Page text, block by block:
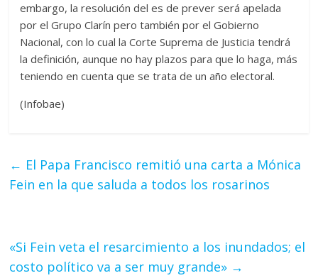
embargo, la resolución del es de prever será apelada
por el Grupo Clarín pero también por el Gobierno
Nacional, con lo cual la Corte Suprema de Justicia tendrá
la definición, aunque no hay plazos para que lo haga, más
teniendo en cuenta que se trata de un año electoral.
(Infobae)
← El Papa Francisco remitió una carta a Mónica
Fein en la que saluda a todos los rosarinos
«Si Fein veta el resarcimiento a los inundados; el
costo político va a ser muy grande» →